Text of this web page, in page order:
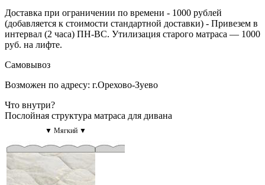
Доставка при ограничении по времени - 1000 рублей
(добавляется к стоимости стандартной доставки) - Привезем в
интервал (2 часа) ПН-ВС. Утилизация старого матраса — 1000
руб. на лифте.
Самовывоз
Возможен по адресу: г.Орехово-Зуево
Что внутри?
Послойная структура матраса для дивана
▼ Мягкий ▼